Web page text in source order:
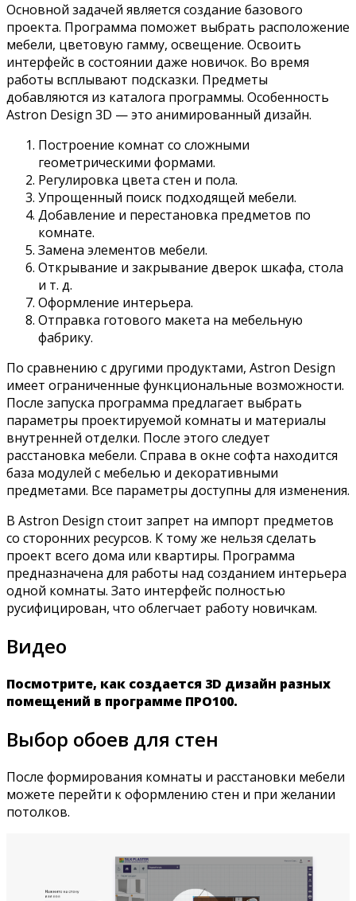
Основной задачей является создание базового
проекта. Программа поможет выбрать расположение
мебели, цветовую гамму, освещение. Освоить
интерфейс в состоянии даже новичок. Во время
работы всплывают подсказки. Предметы
добавляются из каталога программы. Особенность
Astron Design 3D — это анимированный дизайн.
Построение комнат со сложными
геометрическими формами.
Регулировка цвета стен и пола.
Упрощенный поиск подходящей мебели.
Добавление и перестановка предметов по
комнате.
Замена элементов мебели.
Открывание и закрывание дверок шкафа, стола
и т. д.
Оформление интерьера.
Отправка готового макета на мебельную
фабрику.
По сравнению с другими продуктами, Astron Design
имеет ограниченные функциональные возможности.
После запуска программа предлагает выбрать
параметры проектируемой комнаты и материалы
внутренней отделки. После этого следует
расстановка мебели. Справа в окне софта находится
база модулей с мебелью и декоративными
предметами. Все параметры доступны для изменения.
В Astron Design стоит запрет на импорт предметов
со сторонних ресурсов. К тому же нельзя сделать
проект всего дома или квартиры. Программа
предназначена для работы над созданием интерьера
одной комнаты. Зато интерфейс полностью
русифицирован, что облегчает работу новичкам.
Видео
Посмотрите, как создается 3D дизайн разных
помещений в программе ПРО100.
Выбор обоев для стен
После формирования комнаты и расстановки мебели
можете перейти к оформлению стен и при желании
потолков.